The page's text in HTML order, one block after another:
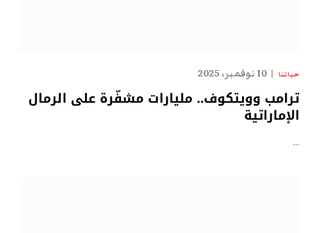
حياتنا 10 نوفمبر، 2025
ترامب وويتكوف.. مليارات مشفّرة على الرمال
الإماراتية
…